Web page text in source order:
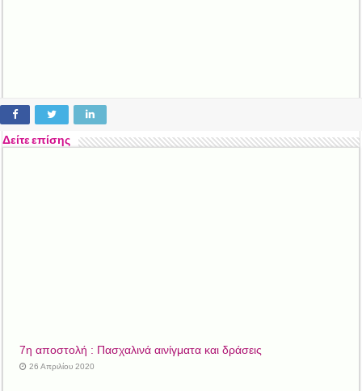
Δείτε επίσης
7η αποστολή : Πασχαλινά αινίγματα και δράσεις
26 Απριλίου 2020